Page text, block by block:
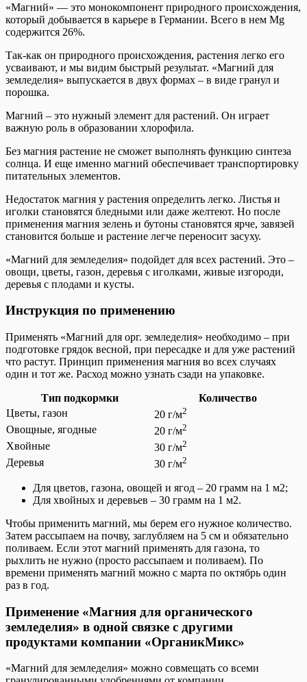
«Магний» — это монокомпонент природного происхождения,
который добывается в карьере в Германии. Всего в нем Mg
содержится 26%.
Так-как он природного происхождения, растения легко его
усваивают, и мы видим быстрый результат. «Магний для
земледелия» выпускается в двух формах – в виде гранул и
порошка.
Магний – это нужный элемент для растений. Он играет
важную роль в образовании хлорофила.
Без магния растение не сможет выполнять функцию синтеза
солнца. И еще именно магний обеспечивает транспортировку
питательных элементов.
Недостаток магния у растения определить легко. Листья и
иголки становятся бледными или даже желтеют. Но после
применения магния зелень и бутоны становятся ярче, завязей
становится больше и растение легче переносит засуху.
«Магний для земледелия» подойдет для всех растений. Это –
овощи, цветы, газон, деревья с иголками, живые изгороди,
деревья с плодами и кусты.
Инструкция по применению
Применять «Магний для орг. земледелия» необходимо – при
подготовке грядок весной, при пересадке и для уже растений
что растут. Принцип применения магния во всех случаях
один и тот же. Расход можно узнать сзади на упаковке.
Тип подкормки
Количество
Цветы, газон
20 г/м2
Овощные, ягодные 20 г/м2
Хвойные 30 г/м2
Деревья 30 г/м2
Для цветов, газона, овощей и ягод – 20 грамм на 1 м2;
Для хвойных и деревьев – 30 грамм на 1 м2.
Чтобы применить магний, мы берем его нужное количество.
Затем рассыпаем на почву, заглубляем на 5 см и обязательно
поливаем. Если этот магний применять для газона, то
рыхлить не нужно (просто рассыпаем и поливаем). По
времени применять магний можно с марта по октябрь один
раз в год.
Применение «Магния для органического
земледелия» в одной связке с другими
продуктами компании «ОрганикМикс»
«Магний для земледелия» можно совмещать со всеми